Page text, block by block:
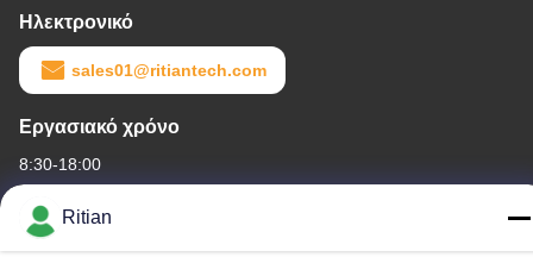
Ηλεκτρονικό
sales01@ritiantech.com
Εργασιακό χρόνο
8:30-18:00
Η διεύθυνσή μας
Ritian